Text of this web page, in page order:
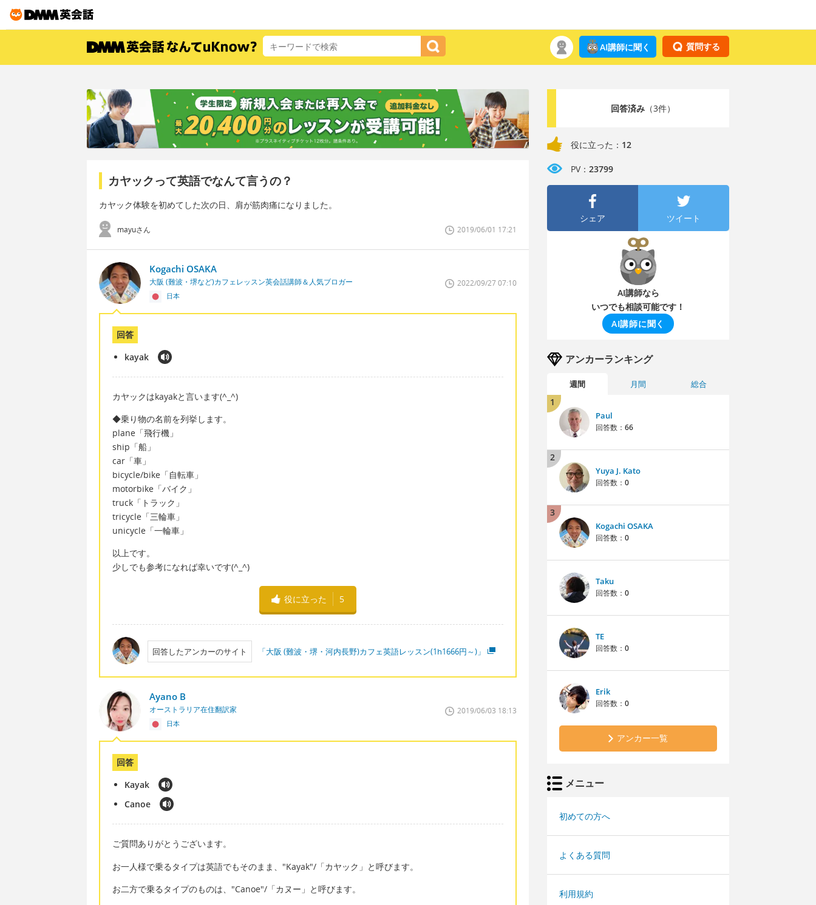
質問する
AI講師に聞く
カヤックって英語でなんて言うの？
カヤック体験を初めてした次の日、肩が筋肉痛になりました。
mayuさん 2019/06/01 17:21
Kogachi OSAKA
大阪 (難波・堺など)カフェレッスン英会話講師＆人気ブロガー
日本
2022/09/27 07:10
回答
kayak
カヤックはkayakと言います(^_^)
◆乗り物の名前を列挙します。
plane「飛行機」
ship「船」
car「車」
bicycle/bike「自転車」
motorbike「バイク」
truck「トラック」
tricycle「三輪車」
unicycle「一輪車」
以上です。
少しでも参考になれば幸いです(^_^)
役に立った 5
回答したアンカーのサイト 「大阪 (難波・堺・河内長野)カフェ英語レッスン(1h1666円～)」
Ayano B
オーストラリア在住翻訳家
日本
2019/06/03 18:13
回答
Kayak
Canoe
ご質問ありがとうございます。
お一人様で乗るタイプは英語でもそのまま、"Kayak"/「カヤック」と呼びます。
お二方で乗るタイプのものは、"Canoe"/「カヌー」と呼びます。
回答済み（3件）
役に立った： 12
PV： 23799
シェア ツイート
AI講師なら
いつでも相談可能です！
AI講師に聞く
アンカーランキング
週間 月間 総合
1
Paul
回答数： 66
2
Yuya J. Kato
回答数： 0
3
Kogachi OSAKA
回答数： 0
Taku
回答数： 0
TE
回答数： 0
Erik
回答数： 0
アンカー一覧
メニュー
初めての方へ
よくある質問
利用規約